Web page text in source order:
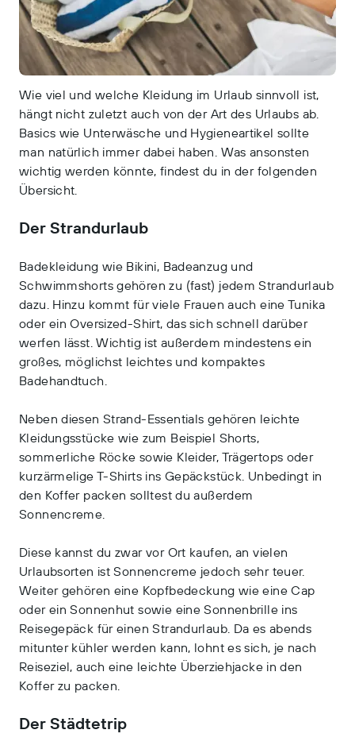
Wie viel und welche Kleidung im Urlaub sinnvoll ist,
hängt nicht zuletzt auch von der Art des Urlaubs ab.
Basics wie Unterwäsche und Hygieneartikel sollte
man natürlich immer dabei haben. Was ansonsten
wichtig werden könnte, findest du in der folgenden
Übersicht.
Der Strandurlaub
Badekleidung wie Bikini, Badeanzug und
Schwimmshorts gehören zu (fast) jedem Strandurlaub
dazu. Hinzu kommt für viele Frauen auch eine Tunika
oder ein Oversized-Shirt, das sich schnell darüber
werfen lässt. Wichtig ist außerdem mindestens ein
großes, möglichst leichtes und kompaktes
Badehandtuch.
Neben diesen Strand-Essentials gehören leichte
Kleidungsstücke wie zum Beispiel Shorts,
sommerliche Röcke sowie Kleider, Trägertops oder
kurzärmelige T-Shirts ins Gepäckstück. Unbedingt in
den Koffer packen solltest du außerdem
Sonnencreme.
Diese kannst du zwar vor Ort kaufen, an vielen
Urlaubsorten ist Sonnencreme jedoch sehr teuer.
Weiter gehören eine Kopfbedeckung wie eine Cap
oder ein Sonnenhut sowie eine Sonnenbrille ins
Reisegepäck für einen Strandurlaub. Da es abends
mitunter kühler werden kann, lohnt es sich, je nach
Reiseziel, auch eine leichte Überziehjacke in den
Koffer zu packen.
Der Städtetrip